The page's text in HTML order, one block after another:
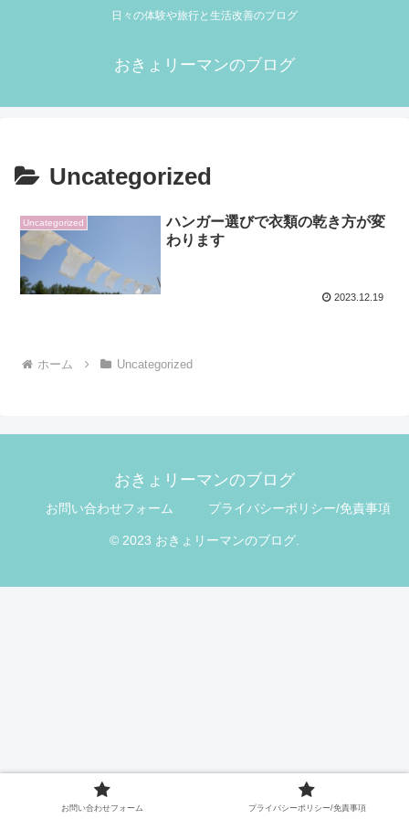
日々の体験や旅行と生活改善のブログ
おきょリーマンのブログ
Uncategorized
Uncategorized
ハンガー選びで衣類の乾き方が変
わります
2023.12.19
ホーム Uncategorized
おきょリーマンのブログ
お問い合わせフォーム プライバシーポリシー/免責事項
© 2023 おきょリーマンのブログ.
お問い合わせフォーム プライバシーポリシー/免責事項